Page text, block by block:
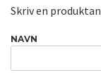
Skriv en
NAVN